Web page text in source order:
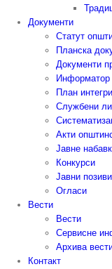
Документи
Статут
Планска
Документи
Информатор
План
Службени
Акти
Јавне
Конкурси
Јавни позиви
Огласи
Вести
Вести
Сервисне
Архива
Контакт